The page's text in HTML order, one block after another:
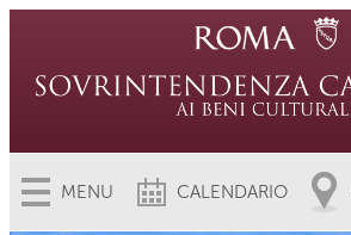
MENU CALENDARIO